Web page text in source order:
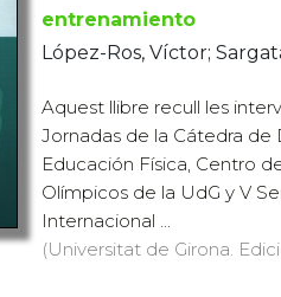
entrenamiento
López-Ros, Víctor;
Aquest llibre recull les
Jornadas de la Cátedra de
Educación Física, Centro
Olímpicos de la UdG y V
Internacional ...
(Universitat de Girona.